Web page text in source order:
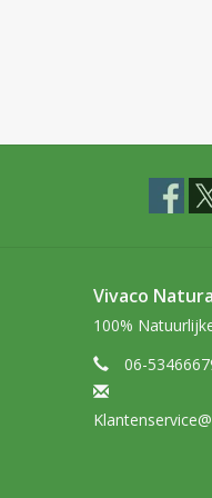
Vivaco
100%
06-